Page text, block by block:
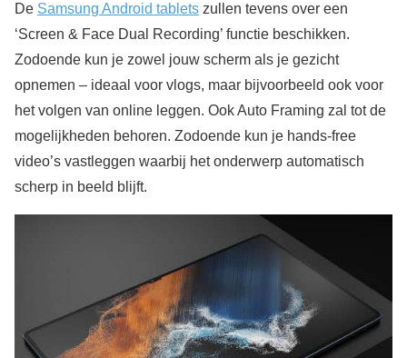
De Samsung Android tablets zullen tevens over een
‘Screen & Face Dual Recording’ functie beschikken.
Zodoende kun je zowel jouw scherm als je gezicht
opnemen – ideaal voor vlogs, maar bijvoorbeeld ook voor
het volgen van online leggen. Ook Auto Framing zal tot de
mogelijkheden behoren. Zodoende kun je hands-free
video’s vastleggen waarbij het onderwerp automatisch
scherp in beeld blijft.